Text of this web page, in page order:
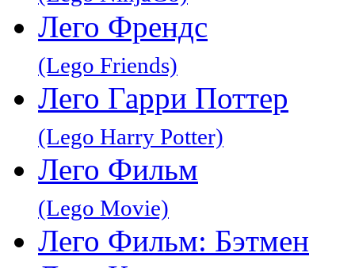
Лего Френдс
(Lego Friends)
Лего Гарри Поттер
(Lego Harry Potter)
Лего Фильм
(Lego Movie)
Лего Фильм: Бэтмен